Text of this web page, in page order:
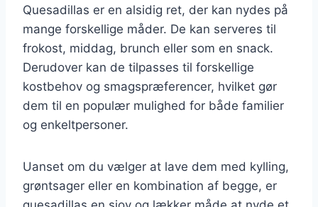
Quesadillas er en alsidig ret, der kan nydes på
mange forskellige måder. De kan serveres til
frokost, middag, brunch eller som en snack.
Derudover kan de tilpasses til forskellige
kostbehov og smagspræferencer, hvilket gør
dem til en populær mulighed for både familier
og enkeltpersoner.
Uanset om du vælger at lave dem med kylling,
grøntsager eller en kombination af begge, er